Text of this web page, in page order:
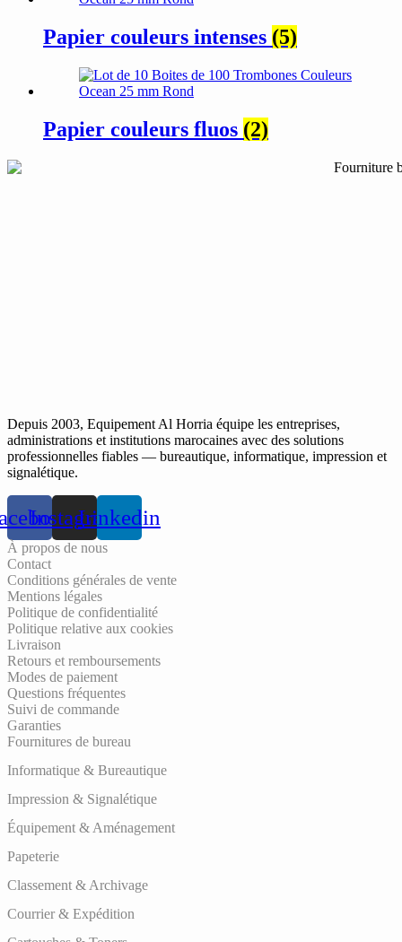
Papier couleurs intenses (5)
Papier couleurs fluos (2)
Depuis 2003, Equipement Al Horria équipe les entreprises,
administrations et institutions marocaines avec des solutions
professionnelles fiables — bureautique, informatique, impression et
signalétique.
InstagramLinkedin
À propos de nous
Contact
Conditions générales de vente
Mentions légales
Politique de confidentialité
Politique relative aux cookies
Livraison
Retours et remboursements
Modes de paiement
Questions fréquentes
Suivi de commande
Garanties
Fournitures de bureau
Informatique & Bureautique
Impression & Signalétique
Équipement & Aménagement
Papeterie
Classement & Archivage
Courrier & Expédition